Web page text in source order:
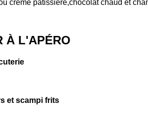
crème pâtissière,chocolat chaud et
À L'APÉRO
et scampi frits